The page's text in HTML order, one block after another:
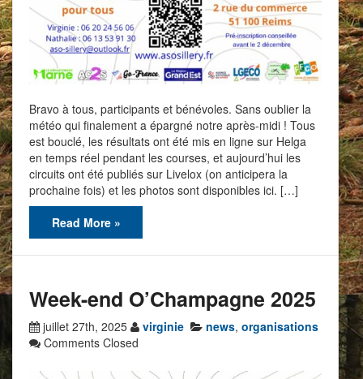
Bravo à tous, participants et bénévoles. Sans oublier la
météo qui finalement a épargné notre après-midi ! Tous
est bouclé, les résultats ont été mis en ligne sur Helga
en temps réel pendant les courses, et aujourd’hui les
circuits ont été publiés sur Livelox (on anticipera la
prochaine fois) et les photos sont disponibles ici. […]
Read More »
Week-end O’Champagne 2025
juillet 27th, 2025 virginie news, organisations
Comments Closed